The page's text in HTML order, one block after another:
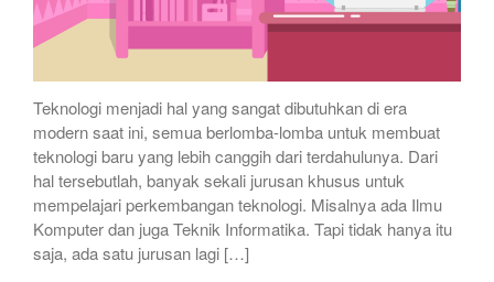
Teknologi menjadi hal yang sangat dibutuhkan di era
modern saat ini, semua berlomba-lomba untuk membuat
teknologi baru yang lebih canggih dari terdahulunya. Dari
hal tersebutlah, banyak sekali jurusan khusus untuk
mempelajari perkembangan teknologi. Misalnya ada Ilmu
Komputer dan juga Teknik Informatika. Tapi tidak hanya itu
saja, ada satu jurusan lagi […]